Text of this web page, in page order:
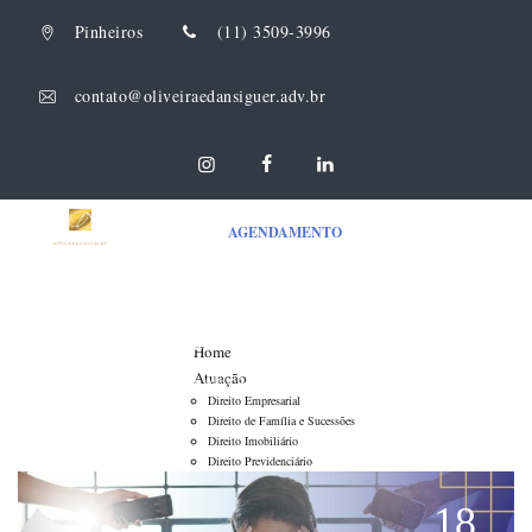
Pinheiros (11) 3509-3996
contato@oliveiraedansiguer.adv.br
AGENDAMENTO
Home
Atuação
Direito Empresarial
Direito de Família e Sucessões
Direito Imobiliário
Direito Previdenciário
Direito Tributário
Direito do Trabalho
Direito do Consumidor
Category Archives:
Oliveira & Dansiguer Advogados Associados
18